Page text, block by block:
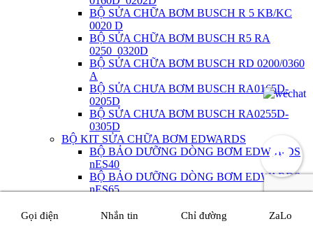
BỘ SỬA CHỮA BƠM BUSCH R 5 KB/KC
0020 D
BỘ SỬA CHỮA BƠM BUSCH R5 RA
0250_0320D
BỘ SỬA CHỮA BƠM BUSCH RD 0200/0360
A
BỘ SỬA CHƯA BƠM BUSCH RA0165D-
0205D
BỘ SỬA CHƯA BƠM BUSCH RA0255D-
0305D
BỘ KIT SỬA CHỮA BƠM EDWARDS
BỘ BẢO DƯỠNG DÒNG BƠM EDWARDS
nES40
BỘ BẢO DƯỠNG DÒNG BƠM EDWARDS
nES65
nES100
Gọi điện Nhắn tin Chỉ đường ZaLo